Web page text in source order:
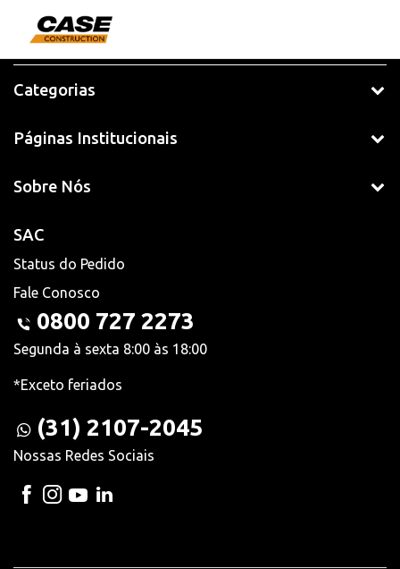
Categorias
Páginas Institucionais
Sobre Nós
SAC
Status do Pedido
Fale Conosco
0800 727 2273
Segunda à sexta 8:00 às 18:00
*Exceto feriados
(31) 2107-2045
Nossas Redes Sociais